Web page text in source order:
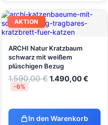
AKTION
ARCHI Natur Kratzbaum
schwarz mit weißem
plüschigen Bezug
1.590,00€1.490,00€
-6%
In den Warenkorb